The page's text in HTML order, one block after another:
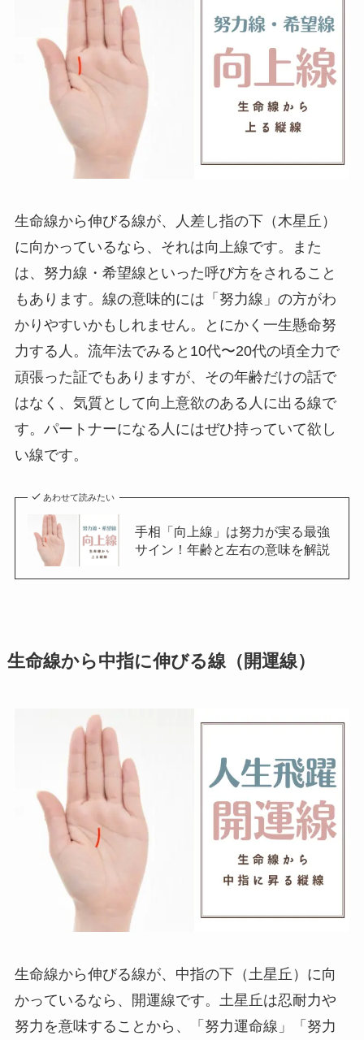
生命線から伸びる線が、人差し指の下（木星丘）
に向かっているなら、それは向上線です。また
は、努力線・希望線といった呼び方をされること
もあります。線の意味的には「努力線」の方がわ
かりやすいかもしれません。とにかく一生懸命努
力する人。流年法でみると10代〜20代の頃全力で
頑張った証でもありますが、その年齢だけの話で
はなく、気質として向上意欲のある人に出る線で
す。パートナーになる人にはぜひ持っていて欲し
い線です。
あわせて読みたい
手相「向上線」は努力が実る最強
サイン！年齢と左右の意味を解説
生命線から中指に伸びる線（開運線）
生命線から伸びる線が、中指の下（土星丘）に向
かっているなら、開運線です。土星丘は忍耐力や
努力を意味することから、「努力運命線」「努力